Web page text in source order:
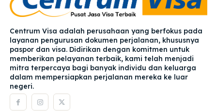
Centrum Visa adalah perusahaan yang berfokus pada
layanan pengurusan dokumen perjalanan, khususnya
paspor dan visa. Didirikan dengan komitmen untuk
memberikan pelayanan terbaik, kami telah menjadi
mitra terpercaya bagi banyak individu dan keluarga
dalam mempersiapkan perjalanan mereka ke luar
negeri.